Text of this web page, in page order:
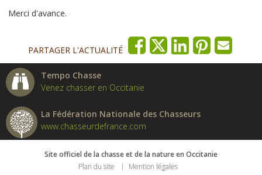
Merci d'avance.
PARTAGER L'ACTUALITÉ
Tempo Chasse
Venez chasser en Occitanie
La Fédération Nationale des Chasseurs
www.chasseurdefrance.com
Site officiel de la chasse et de la nature en Occitanie
Plan du site
Mention légales